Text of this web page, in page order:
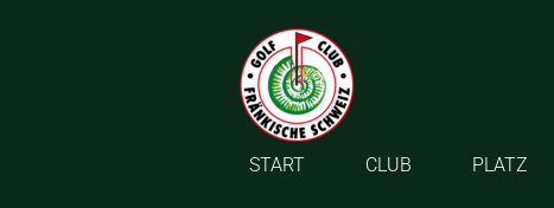
START CLUB PLATZ